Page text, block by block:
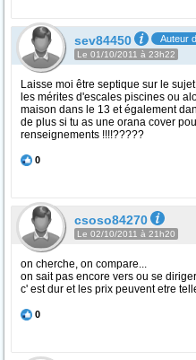
sev84450 Auteur
Le 01/10/2011 à 23h22
Laisse moi être septique sur le
les mérites d'escales piscines ou
maison dans le 13 et également
de plus si tu as une orana cover
renseignements !!!!?????
0
csoso84270
Le 02/10/2011 à 21h20
on cherche, on compare...
on sait pas encore vers ou se
c' est dur et les prix peuvent etre
0